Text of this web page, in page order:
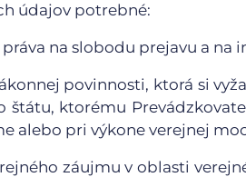
údajov potrebné:
na slobodu prejavu a na
povinnosti, ktorá si
štátu, ktorému
alebo pri výkone verejnej
záujmu v oblasti